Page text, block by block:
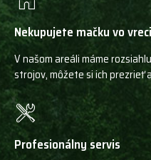
Nekupujete mačku vo vreci
V našom areáli máme
strojov, môžete si ich prezrieť
Profesionálny servis